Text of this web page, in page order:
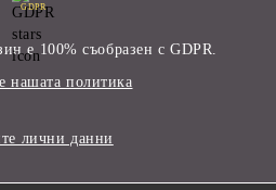
GDPR
е 100% съобразен с GDPR.
нашата политика
лични данни